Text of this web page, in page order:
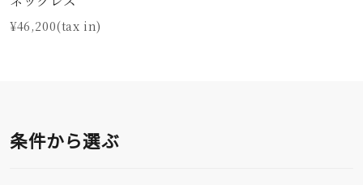
¥46,200(tax in)
条件から選ぶ